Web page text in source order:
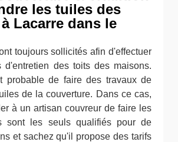
les tuiles des
Lacarre dans le
toujours sollicités afin d'effectuer
d'entretien des toits des maisons.
probable de faire des travaux de
de la couverture. Dans ce cas,
à un artisan couvreur de faire les
sont les seuls qualifiés pour de
et sachez qu'il propose des tarifs